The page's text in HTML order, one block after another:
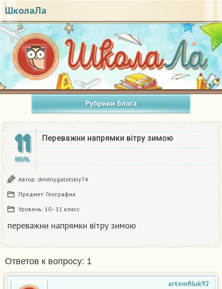
ШколаЛа
Рубрики блога
11
ИЮЛЬ
Переважни напрямки вітру зимою​
Автор: dmitriygalotskiy74
Предмет: География
Уровень: 10 - 11 класс
переважни напрямки вітру зимою​
Ответов к вопросу: 1
artemfiluk92